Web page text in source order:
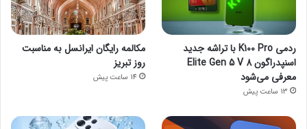
ردمی K100 Pro با تراشه جدید
اسنپدراگون 8 Elite Gen 5 V
معرفی می‌شود
13 ساعت پیش
مکالمه رایگان ایرانسل به مناسبت
روز تبریز
14 ساعت پیش